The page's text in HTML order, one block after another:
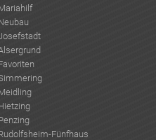
Fünfhaus